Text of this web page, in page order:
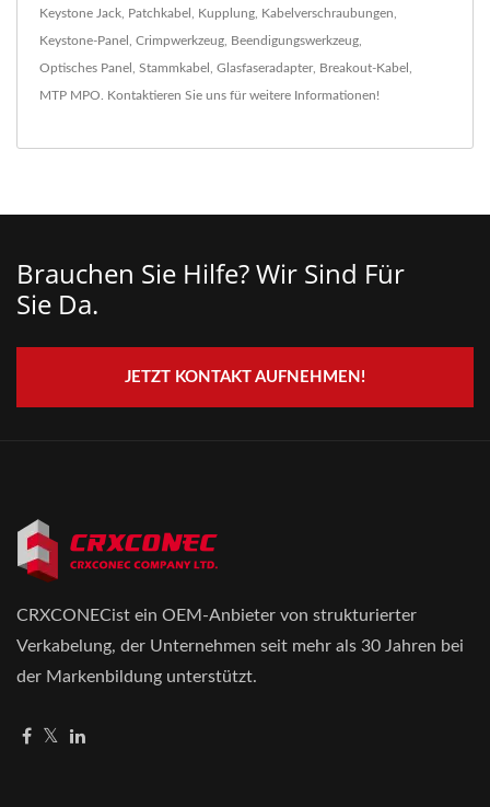
Keystone Jack Patchkabel Kupplung Kabelverschraubungen
Keystone-Panel Crimpwerkzeug Beendigungswerkzeug
Optisches Panel Stammkabel Glasfaseradapter, Breakout-Kabel
MTP MPO Kontaktieren Sie uns für weitere Informationen!
Brauchen Sie Hilfe? Wir Sind Für
Sie Da.
JETZT KONTAKT AUFNEHMEN!
CRXCONECist ein OEM-Anbieter von strukturierter
Verkabelung, der Unternehmen seit mehr als 30 Jahren bei
der Markenbildung unterstützt.